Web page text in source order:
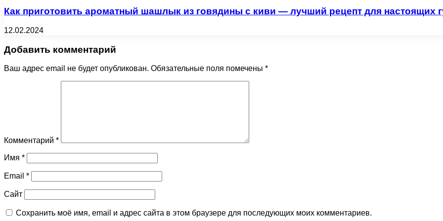
Как приготовить ароматный шашлык из говядины с киви — лучший рецепт для настоящих
12.02.2024
Добавить комментарий
Ваш адрес email не будет опубликован. Обязательные поля помечены *
Комментарий *
Имя *
Email *
Сайт
Сохранить моё имя, email и адрес сайта в этом браузере для последующих моих комментариев.